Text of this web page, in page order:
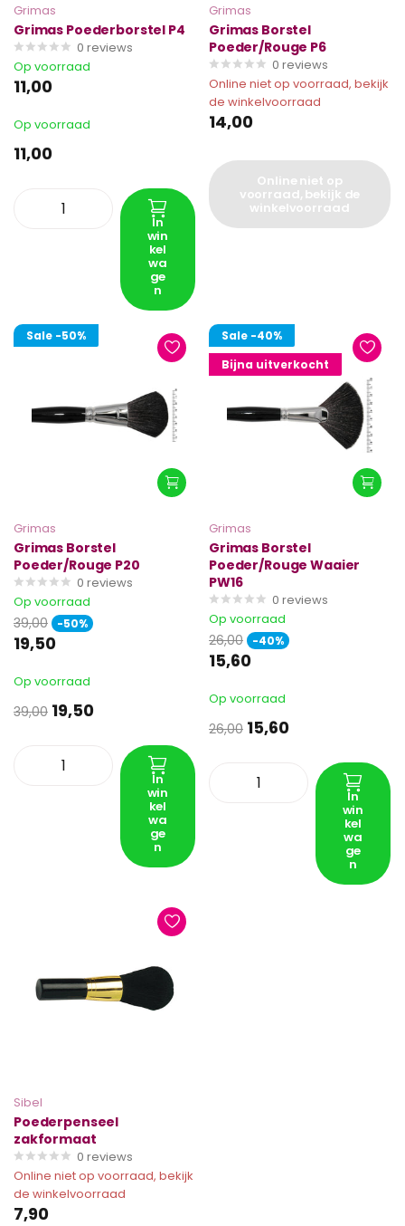
Grimas
Grimas Poederborstel P4
0 reviews
Op voorraad
11,00
Op voorraad
11,00
In
win
kel
wa
ge
n
Grimas
Grimas Borstel
Poeder/Rouge P6
0 reviews
Online niet op voorraad, bekijk
de winkelvoorraad
14,00
Online niet op
voorraad, bekijk de
winkelvoorraad
Sale -50%
Grimas
Grimas Borstel
Poeder/Rouge P20
0 reviews
Op voorraad
39,00 -50%
19,50
Op voorraad
39,00 19,50
In
win
kel
wa
ge
n
Sale -40%
Bijna uitverkocht
Grimas
Grimas Borstel
Poeder/Rouge Waaier
PW16
0 reviews
Op voorraad
26,00 -40%
15,60
Op voorraad
26,00 15,60
In
win
kel
wa
ge
n
Sibel
Poederpenseel
zakformaat
0 reviews
Online niet op voorraad, bekijk
de winkelvoorraad
7,90